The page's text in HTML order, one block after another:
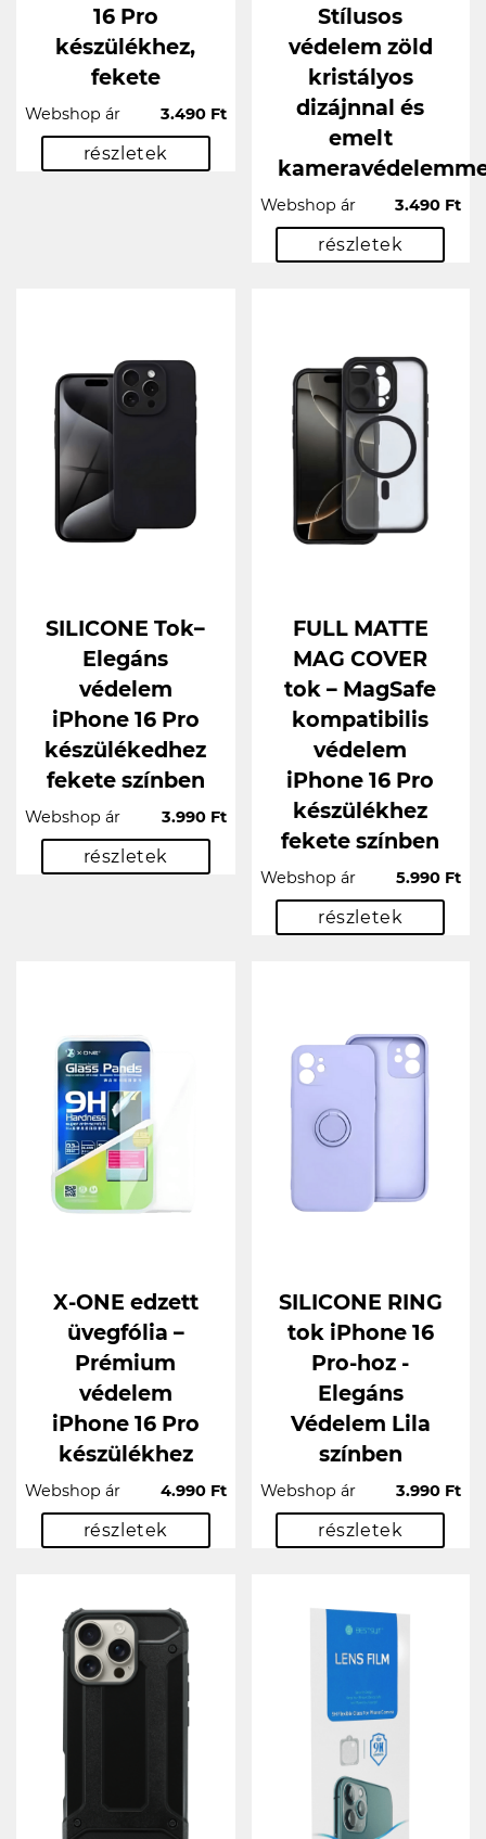
16 Pro
készülékhez,
fekete
Webshop ár 3.490 Ft
részletek
Stílusos
védelem zöld
kristályos
dizájnnal és
emelt
Webshop ár 3.490 Ft
részletek
SILICONE Tok–
Elegáns
védelem
iPhone 16 Pro
készülékedhez
fekete színben
Webshop ár 3.990 Ft
részletek
FULL MATTE
MAG COVER
tok – MagSafe
kompatibilis
védelem
iPhone 16 Pro
készülékhez
fekete színben
Webshop ár 5.990 Ft
részletek
X-ONE edzett
üvegfólia –
Prémium
védelem
iPhone 16 Pro
készülékhez
Webshop ár 4.990 Ft
részletek
SILICONE RING
tok iPhone 16
Pro-hoz -
Elegáns
Védelem Lila
színben
Webshop ár 3.990 Ft
részletek